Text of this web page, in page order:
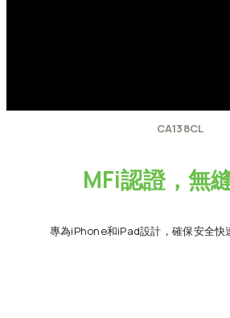
CA138CL
MFi認證，無
專為iPhone和iPad設計，確保安全快